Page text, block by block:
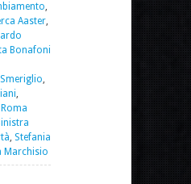
,
Aaster,
Bonafoni
,
,
Roma
, Stefania
Marchisio